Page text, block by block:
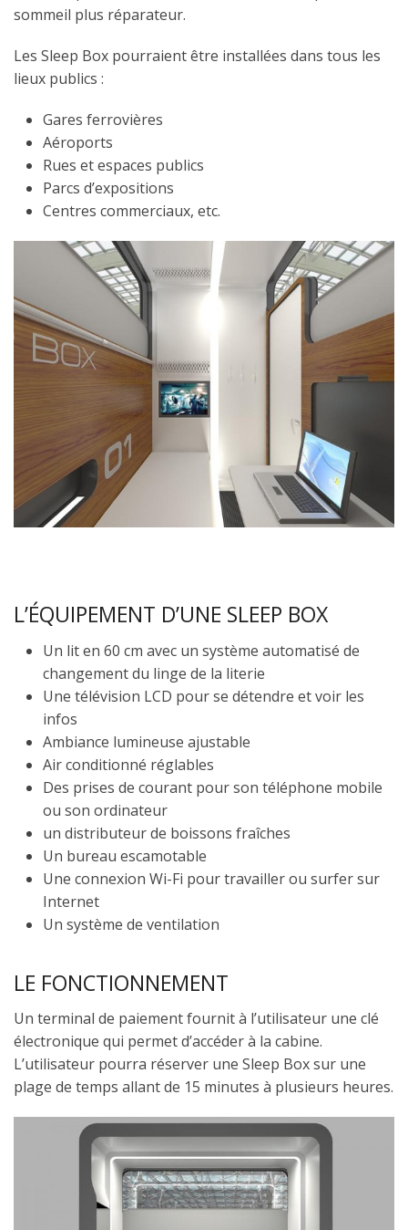
sommeil plus réparateur.
Les Sleep Box pourraient être installées dans tous les
lieux publics :
Gares ferrovières
Aéroports
Rues et espaces publics
Parcs d’expositions
Centres commerciaux, etc.
L’ÉQUIPEMENT D’UNE SLEEP BOX
Un lit en 60 cm avec un système automatisé de
changement du linge de la literie
Une télévision LCD pour se détendre et voir les
infos
Ambiance lumineuse ajustable
Air conditionné réglables
Des prises de courant pour son téléphone mobile
ou son ordinateur
un distributeur de boissons fraîches
Un bureau escamotable
Une connexion Wi-Fi pour travailler ou surfer sur
Internet
Un système de ventilation
LE FONCTIONNEMENT
Un terminal de paiement fournit à l’utilisateur une clé
électronique qui permet d’accéder à la cabine.
L’utilisateur pourra réserver une Sleep Box sur une
plage de temps allant de 15 minutes à plusieurs heures.